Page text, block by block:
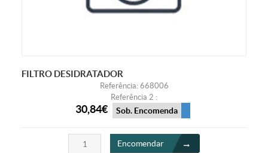
FILTRO DESIDRATADOR
Referência: 668006
Referência 2 :
30,84€ Sob. Encomenda
Encomendar